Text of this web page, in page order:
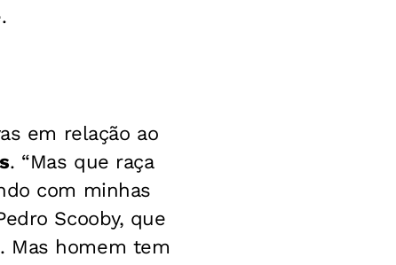
em relação ao
. “Mas que raça
com minhas
Scooby, que
Mas homem tem